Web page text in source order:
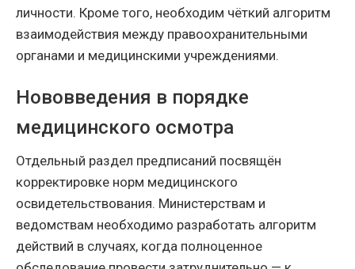
личности. Кроме того, необходим чёткий алгоритм
взаимодействия между правоохранительными
органами и медицинскими учреждениями.
Нововведения в порядке
медицинского осмотра
Отдельный раздел предписаний посвящён
корректировке норм медицинского
освидетельствования. Министерствам и
ведомствам необходимо разработать алгоритм
действий в случаях, когда полноценное